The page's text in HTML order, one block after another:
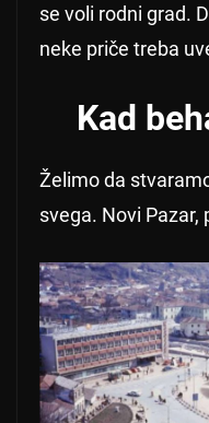
se voli rodni grad.
neke priče treba
Kad
Želimo da
svega. Novi Pazar,